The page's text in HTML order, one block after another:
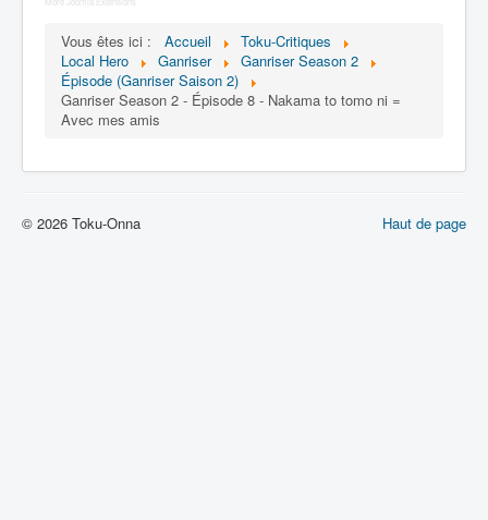
Lexique
Tetsujin Ganriser Season 2 (鉄神
ガンライザー シーズン 2) = Dieu de
fer Ganriser Saison 2
Série
Personnages
Vous êtes ici : Accueil
Toku-Critiques
Local Hero
Ganriser
Ganriser Season 2
Épisode (Ganriser Saison 2)
Ganriser Season 2 - Épisode 8 - Nakama to tomo ni =
Avec mes amis
Haut de page
© 2026 Toku-Onna